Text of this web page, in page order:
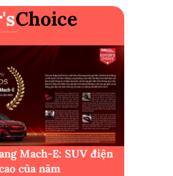
Choice
Mach-E: SUV điện
của năm